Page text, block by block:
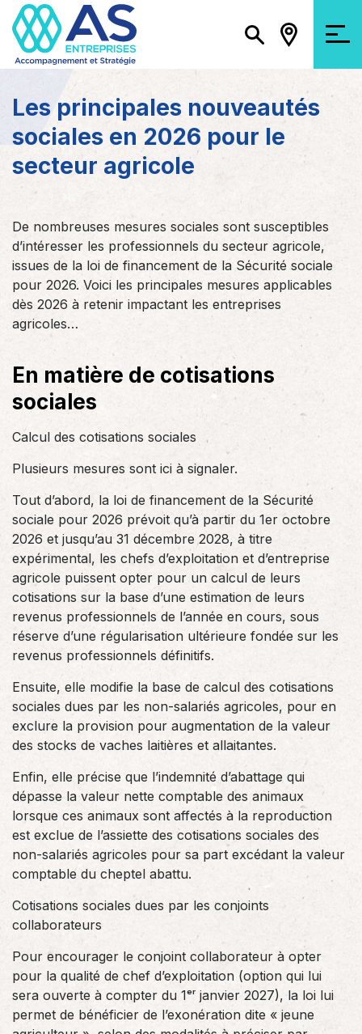
Les principales nouveautés
sociales en 2026 pour le
secteur agricole
De nombreuses mesures sociales sont susceptibles
d’intéresser les professionnels du secteur agricole,
issues de la loi de financement de la Sécurité sociale
pour 2026. Voici les principales mesures applicables
dès 2026 à retenir impactant les entreprises
agricoles…
En matière de cotisations
sociales
Calcul des cotisations sociales
Plusieurs mesures sont ici à signaler.
Tout d’abord, la loi de financement de la Sécurité
sociale pour 2026 prévoit qu’à partir du 1er octobre
2026 et jusqu’au 31 décembre 2028, à titre
expérimental, les chefs d’exploitation et d’entreprise
agricole puissent opter pour un calcul de leurs
cotisations sur la base d’une estimation de leurs
revenus professionnels de l’année en cours, sous
réserve d’une régularisation ultérieure fondée sur les
revenus professionnels définitifs.
Ensuite, elle modifie la base de calcul des cotisations
sociales dues par les non-salariés agricoles, pour en
exclure la provision pour augmentation de la valeur
des stocks de vaches laitières et allaitantes.
Enfin, elle précise que l’indemnité d’abattage qui
dépasse la valeur nette comptable des animaux
lorsque ces animaux sont affectés à la reproduction
est exclue de l’assiette des cotisations sociales des
non-salariés agricoles pour sa part excédant la valeur
comptable du cheptel abattu.
Cotisations sociales dues par les conjoints
collaborateurs
Pour encourager le conjoint collaborateur à opter
pour la qualité de chef d’exploitation (option qui lui
sera ouverte à compter du 1ᵉʳ janvier 2027), la loi lui
permet de bénéficier de l’exonération dite « jeune